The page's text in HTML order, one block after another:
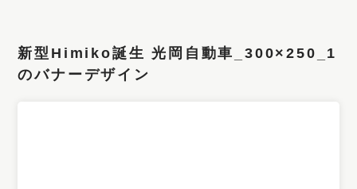
フィルター
新型Himiko誕生 光岡自動車_300×250_1
のバナーデザイン